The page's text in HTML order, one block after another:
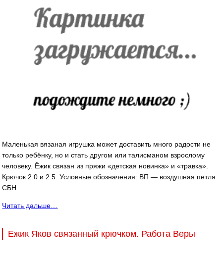
Маленькая вязаная игрушка может доставить много радости не
только ребёнку, но и стать другом или талисманом взрослому
человеку. Ёжик связан из пряжи «детская новинка» и «травка».
Крючок 2.0 и 2.5. Условные обозначения: ВП — воздушная петля
СБН
Читать дальше…
Ежик Яков связанный крючком. Работа Веры